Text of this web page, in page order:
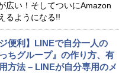
広い！そしてついにAmazon
るようになる!!
ジ便利】LINEで自分一人の
っちグループ』の作り方、有
方法 – LINEが自分専用のメ